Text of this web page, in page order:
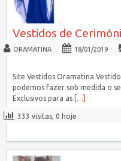
Vestidos de
ORAMATINA 18/01/2019
Site Vestidos Oramatina
podemos fazer sob medida o
Exclusivos para as
[…]
333 visitas, 0 hoje